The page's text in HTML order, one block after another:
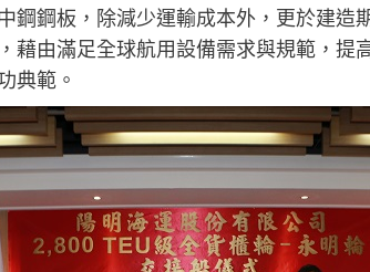
鋼鋼板，除減少運輸成本外，更於建造
藉由滿足全球航用設備需求與規範，提
典範。